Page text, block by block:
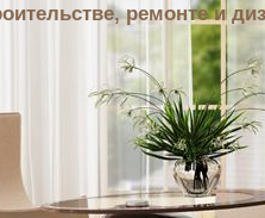
ремонте и